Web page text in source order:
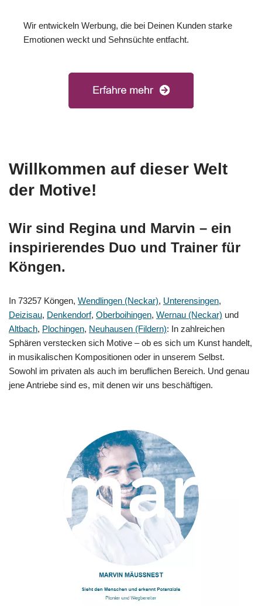
Wir entwickeln Werbung, die bei Deinen Kunden starke
Emotionen weckt und Sehnsüchte entfacht.
Willkommen auf dieser Welt
der Motive!
Wir sind Regina und Marvin – ein
inspirierendes Duo und Trainer für
Köngen.
In 73257 Köngen, Wendlingen (Neckar), Unterensingen,
Deizisau, Denkendorf, Oberboihingen, Wernau (Neckar) und
Altbach, Plochingen, Neuhausen (Fildern): In zahlreichen
Sphären verstecken sich Motive – ob es sich um Kunst handelt,
in musikalischen Kompositionen oder in unserem Selbst.
Sowohl im privaten als auch im beruflichen Bereich. Und genau
jene Antriebe sind es, mit denen wir uns beschäftigen.